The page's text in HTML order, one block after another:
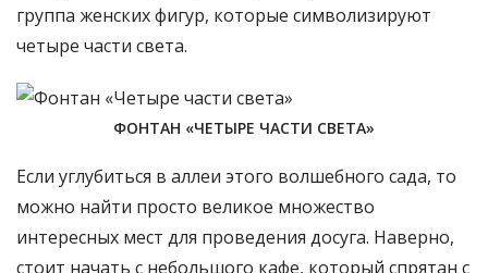
сложно отыскать, а между тем она известна на весь
В Обсерваторию из Люксембургского сада ведет
чудесный проспект, обрамленный деревьями, —
проспект Обсерватории. Здесь, в зелени деревьев,
находится изящный фонтан, который венчает